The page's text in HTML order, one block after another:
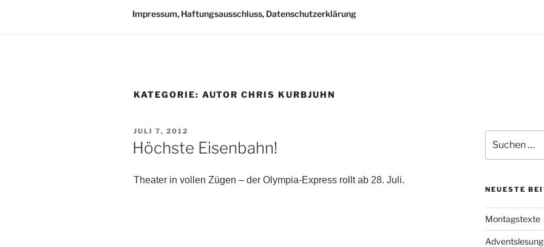
Impressum, Haftungsausschluss, Datenschutzerklärung
KATEGORIE: AUTOR CHRIS KURBJUHN
VERÖFFENTLICHT
AM
JULI 7, 2012
Höchste Eisenbahn!
Theater in vollen Zügen – der Olympia-Express rollt ab 28. Juli.
nach:
NEUESTE
Montagstexte